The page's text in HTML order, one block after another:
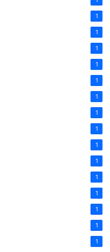
1
1
1
1
1
1
1
1
1
1
1
1
1
1
1